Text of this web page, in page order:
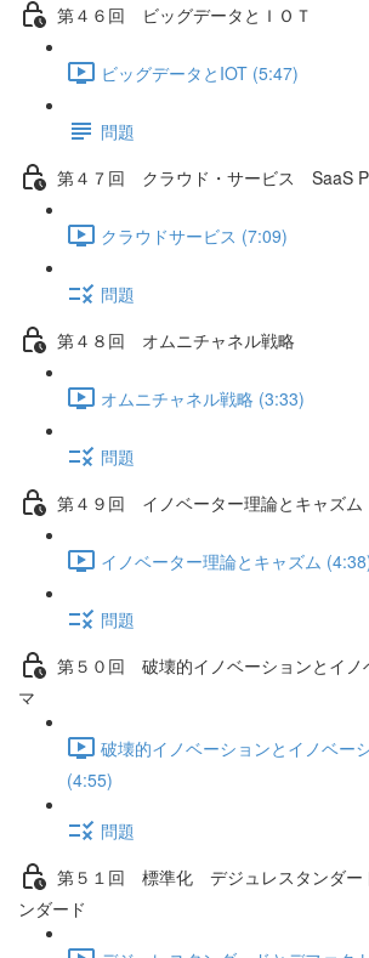
第４６回 ビッグデータとＩＯＴ
ビッグデータとIOT (5:47)
問題
第４７回 クラウド・サービス SaaS
クラウドサービス (7:09)
問題
第４８回 オムニチャネル戦略
オムニチャネル戦略 (3:33)
問題
第４９回 イノベーター理論とキャズム
イノベーター理論とキャズム
問題
第５０回 破壊的イノベーションとイノ
マ
破壊的イノベーションとイノベー
(4:55)
問題
第５１回 標準化 デジュレスタンダー
ンダード